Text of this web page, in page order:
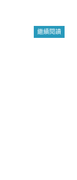
繼續閱讀